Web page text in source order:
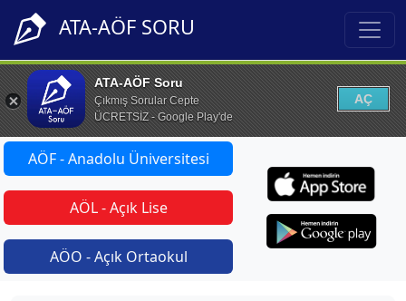
ATA-AÖF SORU
ATA-AÖF Soru
Çıkmış Sorular Cepte
ÜCRETSİZ - Google Play'de
AÇ
AÖF - Anadolu Üniversitesi
AÖL - Açık Lise
AÖO - Açık Ortaokul